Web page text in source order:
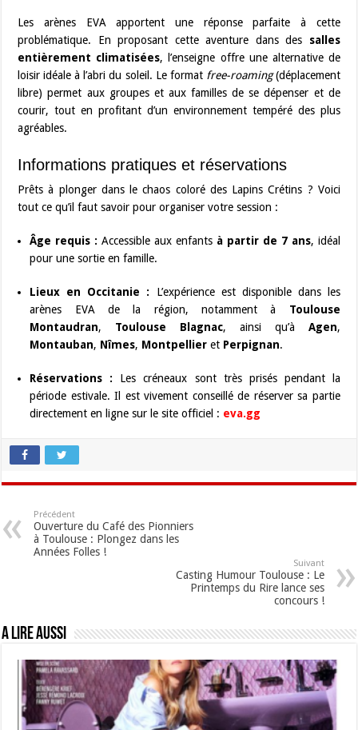
Les arènes EVA apportent une réponse parfaite à cette
problématique. En proposant cette aventure dans des salles
entièrement climatisées, l’enseigne offre une alternative de
loisir idéale à l’abri du soleil. Le format free-roaming(déplacement
libre) permet aux groupes et aux familles de se dépenser et de
courir, tout en profitant d’un environnement tempéré des plus
agréables.
Informations pratiques et réservations
Prêts à plonger dans le chaos coloré des Lapins Crétins ? Voici
tout ce qu’il faut savoir pour organiser votre session :
Âge requis : Accessible aux enfants à partir de 7 ans, idéal
pour une sortie en famille.
Lieux en Occitanie : L’expérience est disponible dans les
arènes EVA de la région, notamment à Toulouse
Montaudran, Toulouse Blagnac, ainsi qu’à Agen,
Montauban, Nîmes, Montpellier et Perpignan.
Réservations : Les créneaux sont très prisés pendant la
période estivale. Il est vivement conseillé de réserver sa partie
directement en ligne sur le site officiel : eva.gg
Précédent
Ouverture du Café des Pionniers
à Toulouse : Plongez dans les
Années Folles !
Suivant
Casting Humour Toulouse : Le
Printemps du Rire lance ses
concours !
A lire aussi